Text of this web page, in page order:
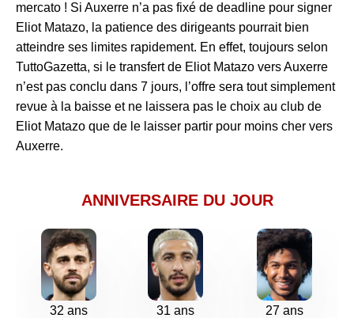
mercato ! Si Auxerre n’a pas fixé de deadline pour signer
Eliot Matazo, la patience des dirigeants pourrait bien
atteindre ses limites rapidement. En effet, toujours selon
TuttoGazetta, si le transfert de Eliot Matazo vers Auxerre
n’est pas conclu dans 7 jours, l’offre sera tout simplement
revue à la baisse et ne laissera pas le choix au club de
Eliot Matazo que de le laisser partir pour moins cher vers
Auxerre.
ANNIVERSAIRE DU JOUR
32 ans 31 ans 27 ans